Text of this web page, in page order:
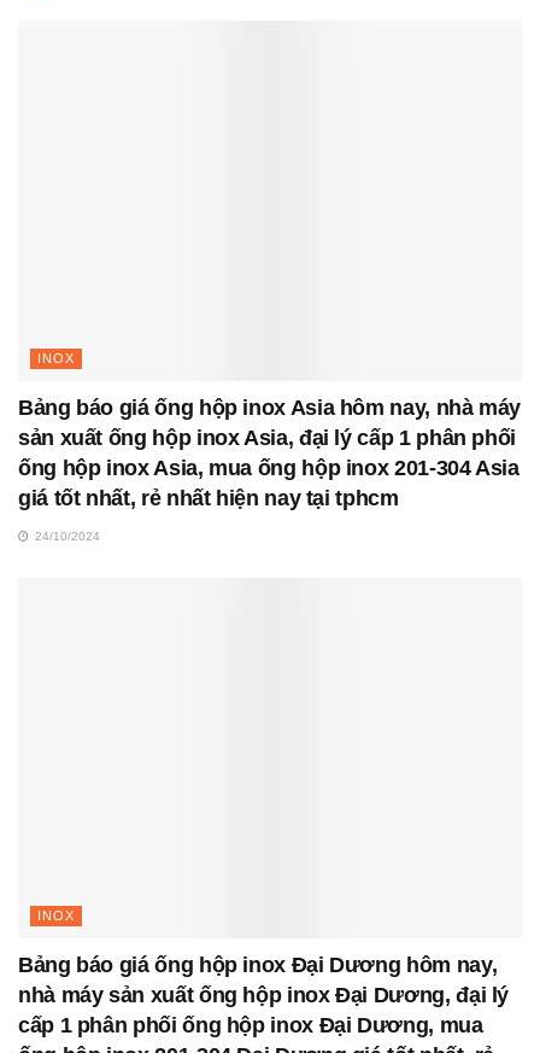
INOX
Bảng báo giá ống hộp inox Asia hôm nay, nhà máy
sản xuất ống hộp inox Asia, đại lý cấp 1 phân phối
ống hộp inox Asia, mua ống hộp inox 201-304 Asia
giá tốt nhất, rẻ nhất hiện nay tại tphcm
24/10/2024
INOX
Bảng báo giá ống hộp inox Đại Dương hôm nay,
nhà máy sản xuất ống hộp inox Đại Dương, đại lý
cấp 1 phân phối ống hộp inox Đại Dương, mua